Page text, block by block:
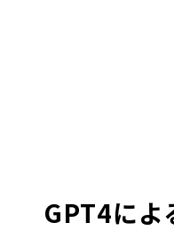
GPT4によ